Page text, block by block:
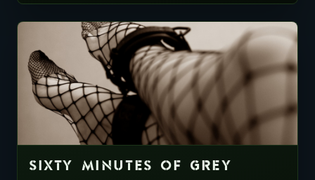
euch genau 60 Minuten um aus seiner Hütte zu entkommen.
Was dann passiert, möchtet ihr nicht herausfinden!
SIXTY MINUTES OF GREY